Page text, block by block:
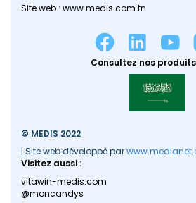
Site web : www.medis.com.tn
Consultez nos produits
© MEDIS 2022
| Site web développé par
Visitez aussi :
vitawin-medis.com
@moncandys